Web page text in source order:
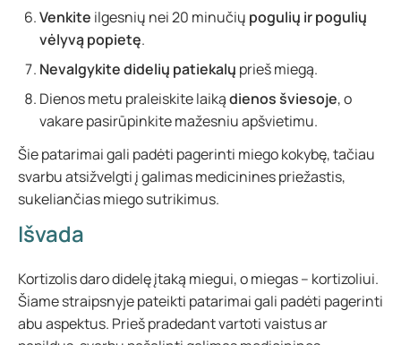
Venkite ilgesnių nei 20 minučių pogulių ir pogulių
vėlyvą popietę.
Nevalgykite didelių patiekalų prieš miegą.
Dienos metu praleiskite laikądienos šviesoje, o
vakare pasirūpinkite mažesniu apšvietimu.
Šie patarimai gali padėti pagerinti miego kokybę, tačiau
svarbu atsižvelgti į galimas medicinines priežastis,
sukeliančias miego sutrikimus.
Išvada
Kortizolis daro didelę įtaką miegui, o miegas – kortizoliui.
Šiame straipsnyje pateikti patarimai gali padėti pagerinti
abu aspektus. Prieš pradedant vartoti vaistus ar